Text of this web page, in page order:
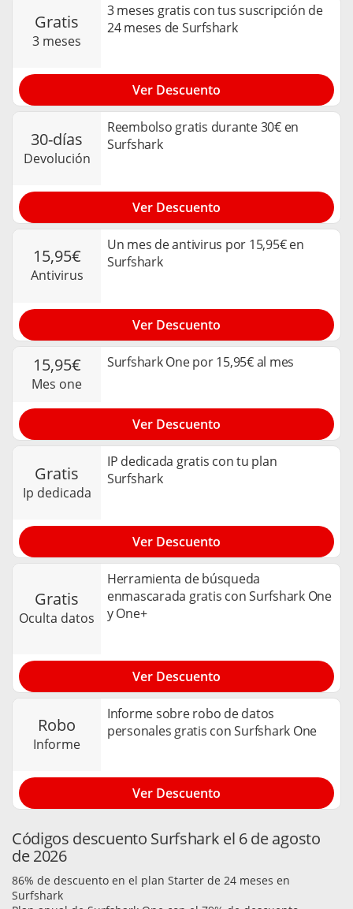
gratis
3 meses
3 meses gratis con tus suscripción de
24 meses de Surfshark
Ver Descuento
30-días
devolución
Reembolso gratis durante 30€ en
Surfshark
Ver Descuento
15,95€
antivirus
Un mes de antivirus por 15,95€ en
Surfshark
Ver Descuento
15,95€
mes one
Surfshark One por 15,95€ al mes
Ver Descuento
gratis
ip dedicada
IP dedicada gratis con tu plan
Surfshark
Ver Descuento
gratis
oculta datos
Herramienta de búsqueda
enmascarada gratis con Surfshark One
y One+
Ver Descuento
robo
informe
Informe sobre robo de datos
personales gratis con Surfshark One
Ver Descuento
Códigos descuento Surfshark el 6 de agosto
de 2026
86% de descuento en el plan Starter de 24 meses en
Surfshark